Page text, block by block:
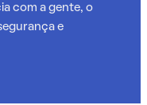
com a gente, o
e